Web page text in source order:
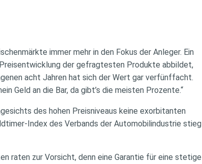
immer mehr in den Fokus der Anleger. Ein
der gefragtesten Produkte abbildet,
acht Jahren hat sich der Wert gar verfünffacht.
Geld an die Bar, da gibt’s die meisten Prozente.“
des hohen Preisniveaus keine exorbitanten
Index des Verbands der Automobilindustrie stieg
raten zur Vorsicht, denn eine Garantie für eine stetige